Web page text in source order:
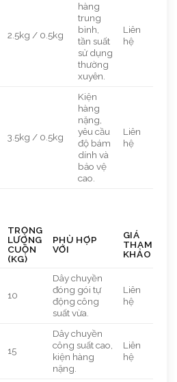
2.5kg / 0.5kg
hàng
trung
bình,
tần suất
sử dụng
thường
xuyên.
Liên
hệ
3.5kg / 0.5kg
Kiện
hàng
nặng,
yêu cầu
độ bám
dính và
bảo vệ
cao.
Liên
hệ
TRỌNG
LƯỢNG
CUỘN
(KG)
PHÙ HỢP
VỚI
GIÁ
THAM
KHẢO
10
Dây chuyền
đóng gói tự
động công
suất vừa.
Liên
hệ
15
Dây chuyền
công suất cao,
kiện hàng
nặng.
Liên
hệ